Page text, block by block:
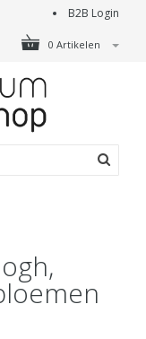
B2B Login
0 Artikelen